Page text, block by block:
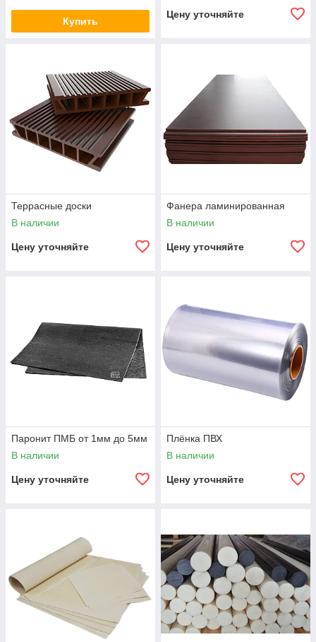
Купить
Цену уточняйте
Террасные доски
В наличии
Цену уточняйте
Фанера ламинированная
В наличии
Цену уточняйте
Паронит ПМБ от 1мм до 5мм
В наличии
Цену уточняйте
Плёнка ПВХ
В наличии
Цену уточняйте